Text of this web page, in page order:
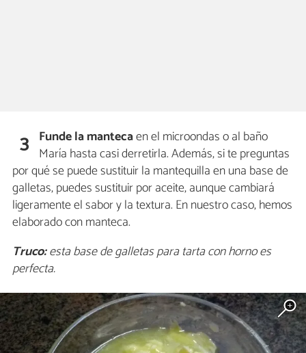
3 Funde la mantecaen el microondas o al baño
María hasta casi derretirla. Además, si te preguntas
por qué se puede sustituir la mantequilla en una base de
galletas, puedes sustituir por aceite, aunque cambiará
ligeramente el sabor y la textura. En nuestro caso, hemos
elaborado con manteca.
Truco:esta base de galletas para tarta con horno es
perfecta.